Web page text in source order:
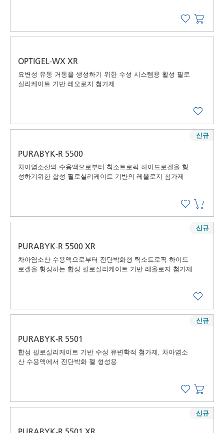
OPTIGEL-WX XR
요변성 유동 거동을 생성하기 위한 수성 시스템용 활성 필로
실리케이트 기반 레오로지 첨가제
PURABYK-R 5500
차아염소산의 수용액으로부터 칙소트로픽 하이드로겔을 형
성하기위한 합성 필로실리케이트 기반의 레올로지 첨가제
신규
PURABYK-R 5500 XR
차아염소산 수용액으로부터 전단박화형 틱소트로픽 하이드
로겔을 형성하는 합성 필로실리케이트 기반 레올로지 첨가제
신규
PURABYK-R 5501
합성 필로실리케이트 기반 수성 유변학적 첨가제, 차아염소
산 수용액에서 전단박화 젤 형성용
신규
신규